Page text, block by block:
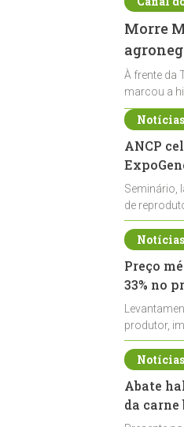
Morre
À frente da
marcou a
ANCP
Seminário,
de
durante a
Preço
33% no
produtor,
de leite cru
Abate
da